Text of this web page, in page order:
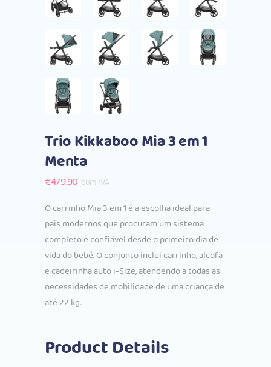
Trio Kikkaboo Mia 3 em 1
Menta
€479.90 com IVA
O carrinho Mia 3 em 1 é a escolha ideal para
pais modernos que procuram um sistema
completo e confiável desde o primeiro dia de
vida do bebé. O conjunto inclui carrinho, alcofa
e cadeirinha auto i-Size, atendendo a todas as
necessidades de mobilidade de uma criança de
até 22 kg.
Product Details